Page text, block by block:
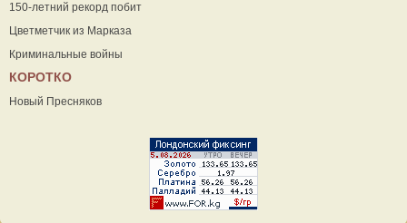
150-летний рекорд побит
Цветметчик из Марказа
Криминальные войны
КОРОТКО
Новый Пресняков